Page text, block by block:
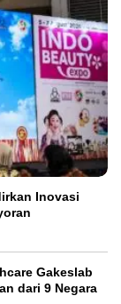
Inovasi
Gakeslab
dari 9 Negara